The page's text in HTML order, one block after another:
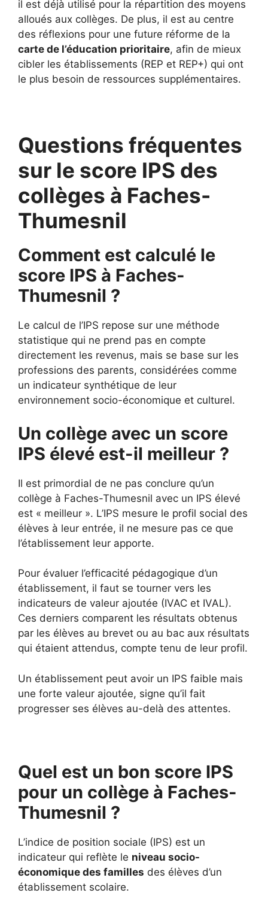
il est déjà utilisé pour la répartition des moyens
alloués aux collèges. De plus, il est au centre
des réflexions pour une future réforme de la
carte de l’éducation prioritaire, afin de mieux
cibler les établissements (REP et REP+) qui ont
le plus besoin de ressources supplémentaires.
Questions fréquentes
sur le score IPS des
collèges à Faches-
Thumesnil
Comment est calculé le
score IPS à Faches-
Thumesnil ?
Le calcul de l’IPS repose sur une méthode
statistique qui ne prend pas en compte
directement les revenus, mais se base sur les
professions des parents, considérées comme
un indicateur synthétique de leur
environnement socio-économique et culturel.
Un collège avec un score
IPS élevé est-il meilleur ?
Il est primordial de ne pas conclure qu’un
collège à Faches-Thumesnil avec un IPS élevé
est « meilleur ». L’IPS mesure le profil social des
élèves à leur entrée, il ne mesure pas ce que
l’établissement leur apporte.
Pour évaluer l’efficacité pédagogique d’un
établissement, il faut se tourner vers les
indicateurs de valeur ajoutée (IVAC et IVAL).
Ces derniers comparent les résultats obtenus
par les élèves au brevet ou au bac aux résultats
qui étaient attendus, compte tenu de leur profil.
Un établissement peut avoir un IPS faible mais
une forte valeur ajoutée, signe qu’il fait
progresser ses élèves au-delà des attentes.
Quel est un bon score IPS
pour un collège à Faches-
Thumesnil ?
L’indice de position sociale (IPS) est un
indicateur qui reflète le niveau socio-
économique des familles des élèves d’un
établissement scolaire.